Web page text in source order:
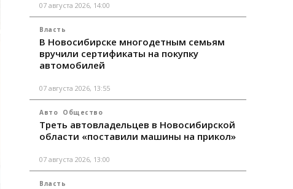
07 августа 2026, 14:00
Власть
В Новосибирске многодетным семьям
вручили сертификаты на покупку
автомобилей
07 августа 2026, 13:55
Авто Общество
Треть автовладельцев в Новосибирской
области «поставили машины на прикол»
07 августа 2026, 13:00
Власть